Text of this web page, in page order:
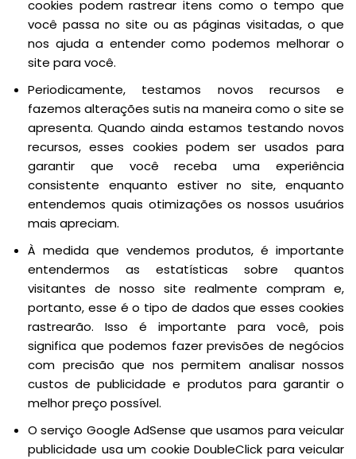
cookies podem rastrear itens como o tempo que
você passa no site ou as páginas visitadas, o que
nos ajuda a entender como podemos melhorar o
site para você.
Periodicamente, testamos novos recursos e
fazemos alterações sutis na maneira como o site se
apresenta. Quando ainda estamos testando novos
recursos, esses cookies podem ser usados para
garantir que você receba uma experiência
consistente enquanto estiver no site, enquanto
entendemos quais otimizações os nossos usuários
mais apreciam.
À medida que vendemos produtos, é importante
entendermos as estatísticas sobre quantos
visitantes de nosso site realmente compram e,
portanto, esse é o tipo de dados que esses cookies
rastrearão. Isso é importante para você, pois
significa que podemos fazer previsões de negócios
com precisão que nos permitem analisar nossos
custos de publicidade e produtos para garantir o
melhor preço possível.
O serviço Google AdSense que usamos para veicular
publicidade usa um cookie DoubleClick para veicular